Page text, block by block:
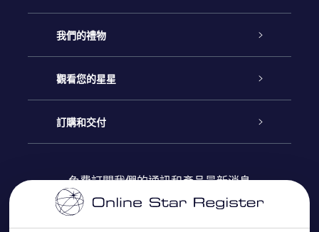
客戶服務
聯繫我們
博客
評論
我們的禮物
Online Star禮物
OSR禮物包
OSR 禮物卡
觀看您的星星
星星注册
個性化的Star Page
訂購和交付
付款資訊
免費訂閱我們的通訊和產品最新消息